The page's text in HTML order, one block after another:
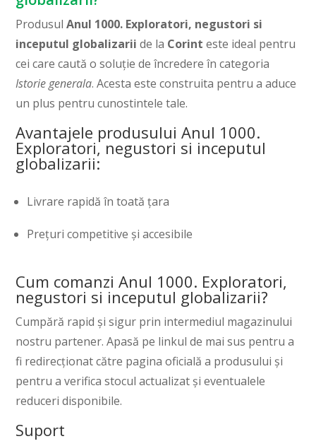
ProdusulAnul 1000. Exploratori, negustori si
inceputul globalizarii de la Corint este ideal pentru
cei care caută o soluție de încredere în categoria
Istorie generala. Acesta este construita pentru a aduce
un plus pentru cunostintele tale.
Avantajele produsului Anul 1000.
Exploratori, negustori si inceputul
globalizarii:
Livrare rapidă în toată țara
Prețuri competitive și accesibile
Cum comanzi Anul 1000. Exploratori,
negustori si inceputul globalizarii?
Cumpără rapid și sigur prin intermediul magazinului
nostru partener. Apasă pe linkul de mai sus pentru a
fi redirecționat către pagina oficială a produsului și
pentru a verifica stocul actualizat și eventualele
reduceri disponibile.
Suport